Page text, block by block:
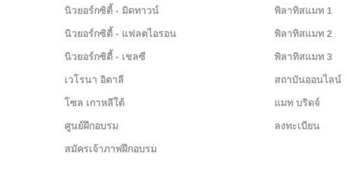
นิวยอร์กซิตี้ - มิดทาวน์
นิวยอร์กซิตี้ - แฟลตไอรอน
นิวยอร์กซิตี้ - เชลซี
เวโรนา อิตาลี
โซล เกาหลีใต้
ศูนย์ฝึกอบรม
สมัครเจ้าภาพฝึกอบรม
พิลาทิสแมท 1
พิลาทิสแมท 2
พิลาทิสแมท 3
สถาบันออนไลน์
แมท บริดจ์
ลงทะเบียน